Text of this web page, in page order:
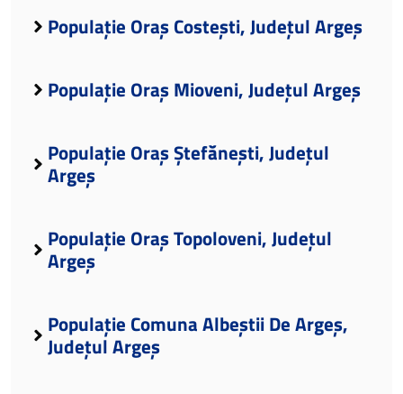
Populație Oraș Costești, Județul Argeș
Populație Oraș Mioveni, Județul Argeș
Populație Oraș Ștefănești, Județul
Argeș
Populație Oraș Topoloveni, Județul
Argeș
Populație Comuna Albeștii De Argeș,
Județul Argeș